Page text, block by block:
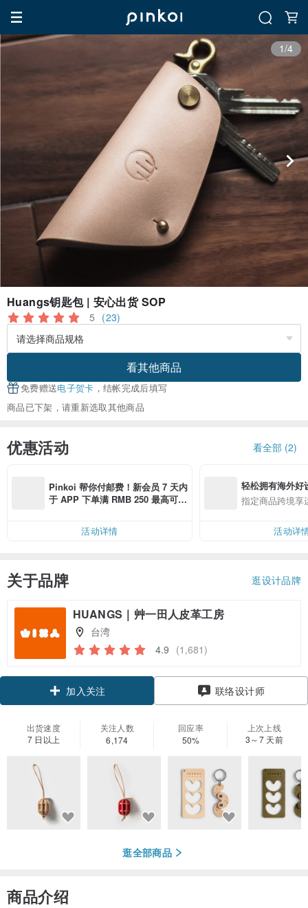
1/4
Huangs钥匙包 | 安心出货 SOP
5 (23)
看其他商品
免费赠送电子贺卡 ，结帐完成后填写
商品已下架，请重新选取其他商品
优惠活动 看全部 (2)
Pinkoi 帮你付邮费！新会员 7 天内
于 APP 下单满 RMB 250 最高可折
活动详情
轻松拥有海外好
指定商品跨境享
活动详
关于品牌 逛设计品牌
HUANGS｜艸一田人皮革工房
台湾
4.9 (1,681)
加入关注 联络设计师
出货速度
7 日以上
关注人数
6,174
回应率
50%
上次上线
3～7 天前
逛全部商品
商品介绍